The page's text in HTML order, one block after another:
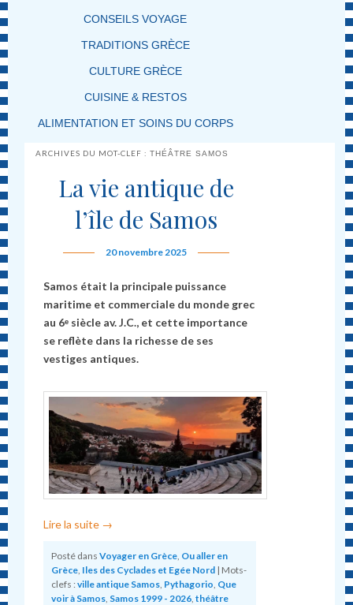
CONSEILS VOYAGE
TRADITIONS GRÈCE
CULTURE GRÈCE
CUISINE & RESTOS
ALIMENTATION ET SOINS DU CORPS
ARCHIVES DU MOT-CLEF :THÉÂTRE SAMOS
La vie antique de
l’île de Samos
20 novembre 2025
Samos était la principale puissance
maritime et commerciale du monde grec
au 6ᵉ siècle av. J.C., et cette importance
se reflète dans la richesse de ses
vestiges antiques.
Lire la suite →
Posté dans Voyager en Grèce Ou aller en
Grèce Iles des Cyclades et Egée Nord | Mots-
clefs : ville antique Samos Pythagorio Que
voir à Samos Samos 1999 - 2026 ,théâtre